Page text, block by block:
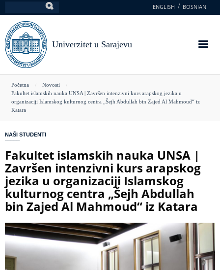
na
glavni
sadržaj
ENGLISH BOSNIAN
Univerzitet u Sarajevu
You
are
here
Početna
Novosti
Fakultet islamskih nauka UNSA | Završen intenzivni kurs arapskog jezika u
organizaciji Islamskog kulturnog centra „Šejh Abdullah bin Zajed Al Mahmoud“ iz
Katara
NAŠI STUDENTI
Fakultet islamskih nauka UNSA |
Završen intenzivni kurs arapskog
jezika u organizaciji Islamskog
kulturnog centra „Šejh Abdullah
bin Zajed Al Mahmoud“ iz Katara